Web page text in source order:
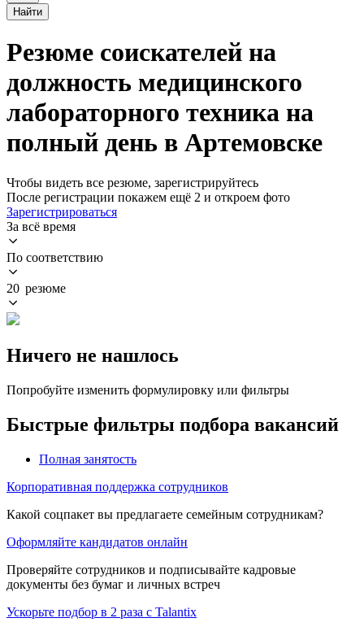
Найти
Резюме соискателей на
должность медицинского
лабораторного техника на
полный день в Артемовске
Чтобы видеть все резюме, зарегистрируйтесь
После регистрации покажем ещё 2 и откроем фото
Зарегистрироваться
За всё время
По соответствию
20 резюме
Ничего не нашлось
Попробуйте изменить формулировку или фильтры
Быстрые фильтры подбора вакансий
Полная занятость
Корпоративная поддержка сотрудников
Какой соцпакет вы предлагаете семейным сотрудникам?
Оформляйте кандидатов онлайн
Проверяйте сотрудников и подписывайте кадровые
документы без бумаг и личных встреч
Ускорьте подбор в 2 раза с Talantix